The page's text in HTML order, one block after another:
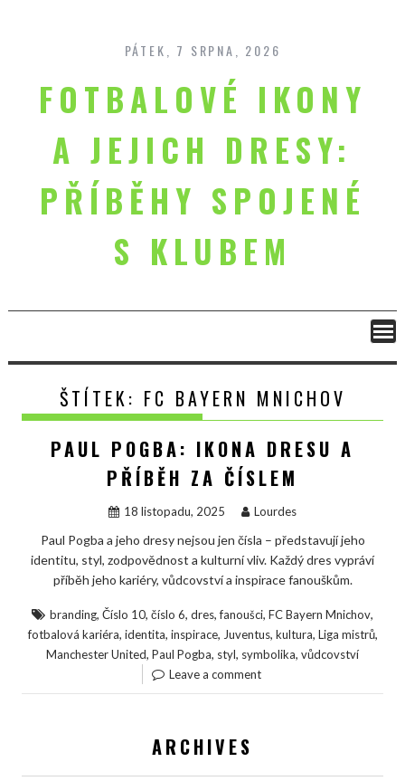
content
PÁTEK, 7 SRPNA, 2026
FOTBALOVÉ IKONY
A JEJICH DRESY:
PŘÍBĚHY SPOJENÉ
S KLUBEM
ŠTÍTEK: FC BAYERN MNICHOV
PAUL POGBA: IKONA DRESU A
PŘÍBĚH ZA ČÍSLEM
18 listopadu, 2025 Lourdes
Paul Pogba a jeho dresy nejsou jen čísla – představují jeho
identitu, styl, zodpovědnost a kulturní vliv. Každý dres vypráví
příběh jeho kariéry, vůdcovství a inspirace fanouškům.
branding, Číslo 10, číslo 6, dres,fanoušci, FC Bayern Mnichov,
fotbalová kariéra, identita, inspirace, Juventus, kultura, Liga mistrů,
Manchester United, Paul Pogba, styl, symbolika, vůdcovství
Leave a comment
ARCHIVES